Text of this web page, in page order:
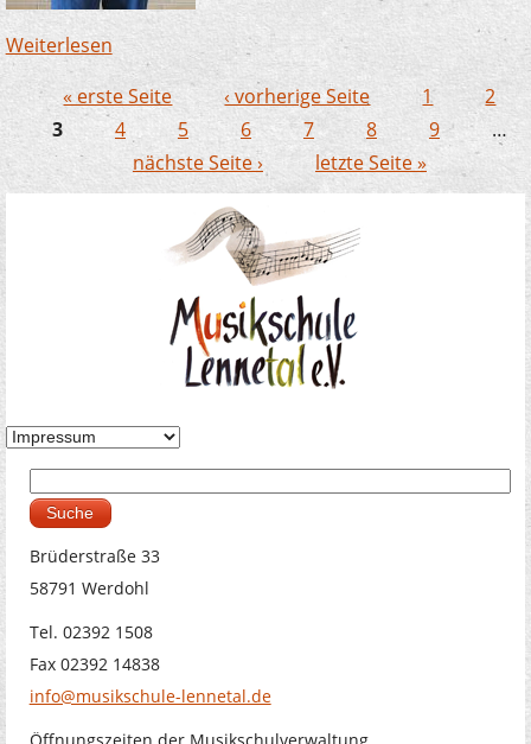
Weiterlesen über Herzlich willkommen, Anna Badura!
Seiten
« erste Seite ‹ vorherige Seite 1
2
3
4 5 6 7 8 9
…
nächste Seite ›
letzte Seite »
Suchformular
Brüderstraße 33
58791 Werdohl
Tel. 02392 1508
Fax 02392 14838
info@musikschule-lennetal.de